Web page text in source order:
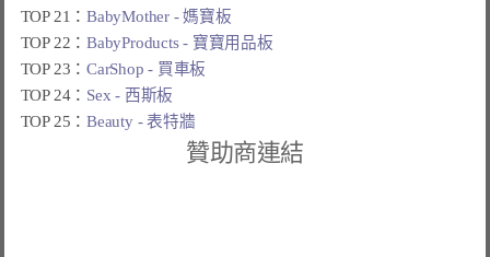
TOP 21：BabyMother - 媽寶板
TOP 22：BabyProducts - 寶寶用品板
TOP 23：CarShop - 買車板
TOP 24： Sex - 西斯板
TOP 25：Beauty - 表特牆
贊助商連結